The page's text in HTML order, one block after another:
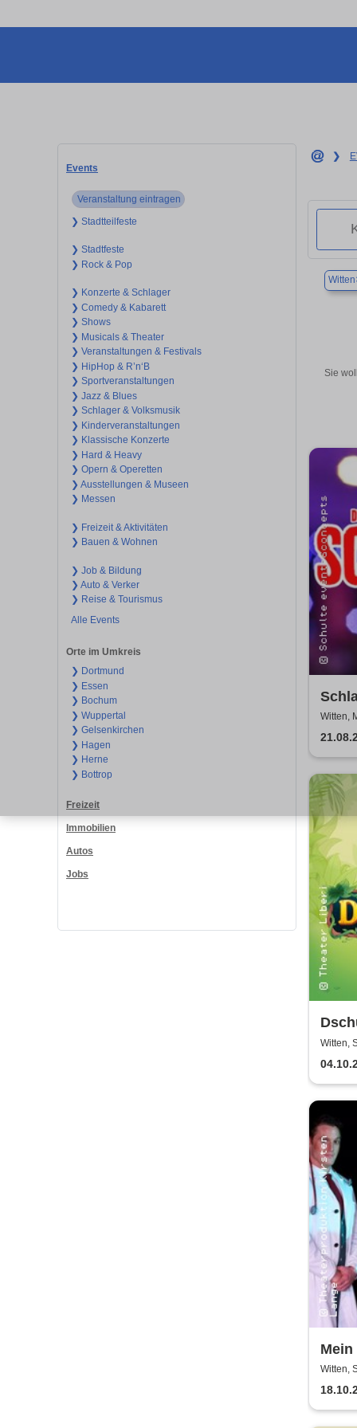
Events
Veranstaltung eintragen
❯ Stadtteilfeste
❯ Stadtfeste
❯ Rock & Pop
❯ Konzerte & Schlager
❯ Comedy & Kabarett
❯ Shows
❯ Musicals & Theater
❯ Veranstaltungen & Festivals
❯ HipHop & R’n‘B
❯ Sportveranstaltungen
❯ Jazz & Blues
❯ Schlager & Volksmusik
❯ Kinderveranstaltungen
❯ Klassische Konzerte
❯ Hard & Heavy
❯ Opern & Operetten
❯ Ausstellungen & Museen
❯ Messen
❯ Freizeit & Aktivitäten
❯ Bauen & Wohnen
❯ Job & Bildung
❯ Auto & Verker
❯ Reise & Tourismus
Alle Events
Orte im Umkreis
❯ Dortmund
❯ Essen
❯ Bochum
❯ Wuppertal
❯ Gelsenkirchen
❯ Hagen
❯ Herne
❯ Bottrop
Freizeit
Immobilien
Autos
Jobs
❯
Witten
Sie
der
Witten,
|
Witten,
Mein
Witten,